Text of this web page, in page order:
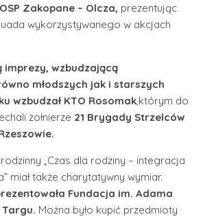
Zakopane – Olcza, prezentując
wykorzystywanego w akcjach
imprezy, wzbudzającą
młodszych jak i starszych
wzbudzał KTO Rosomak ,którym do
żołnierze 21 Brygady Strzelców
„Czas dla rodziny – integracja
miał także charytatywny wymiar.
Fundacja im. Adama
Można było kupić przedmioty